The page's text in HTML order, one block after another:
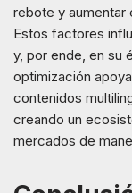
rebote y aumentar
Estos factores
y, por ende, en su
optimización
contenidos
creando un
mercados de